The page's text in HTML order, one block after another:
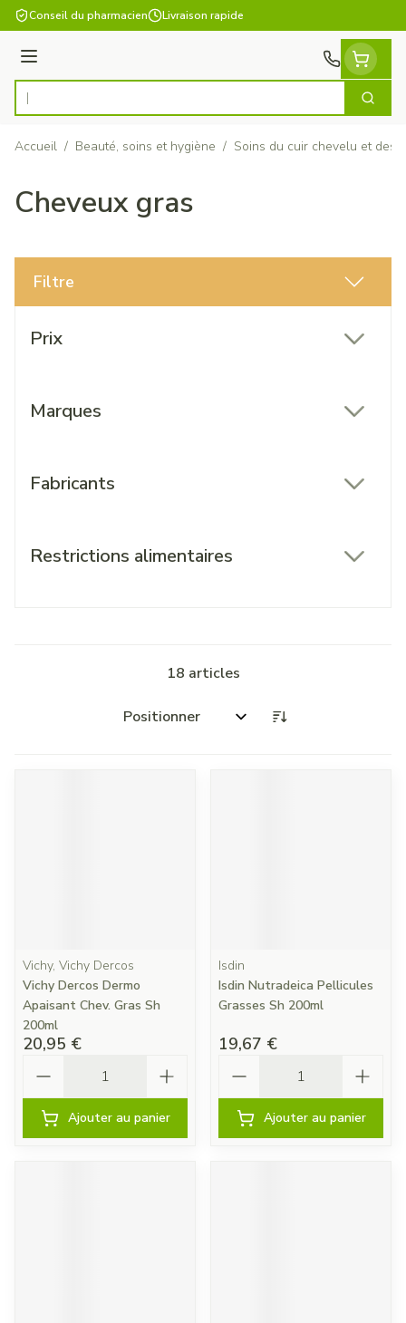
Aller au contenu
Conseil du pharmacien Livraison rapide
Menu
Rechercher
Accueil / Beauté, soins et hygiène / Soins du cuir chevelu et des
Cheveux gras
Filtre
Prix
Marques
Fabricants
Restrictions alimentaires
18 articles
Trier par:
Vichy, Vichy Dercos
Vichy Dercos Dermo
Apaisant Chev. Gras Sh
200ml
20,95 €
Ajouter au panier
Isdin
Isdin Nutradeica Pellicules
Grasses Sh 200ml
19,67 €
Ajouter au panier